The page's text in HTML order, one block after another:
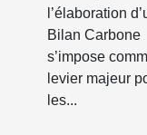
l’élaboration
Bilan Carbone
s’impose
levier majeur
les...